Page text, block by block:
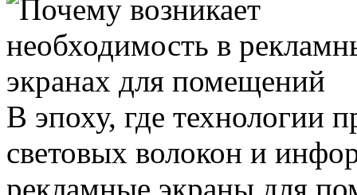
В эпоху, где технологии
световых волокон и